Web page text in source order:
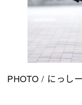
PHOTO / にっしー